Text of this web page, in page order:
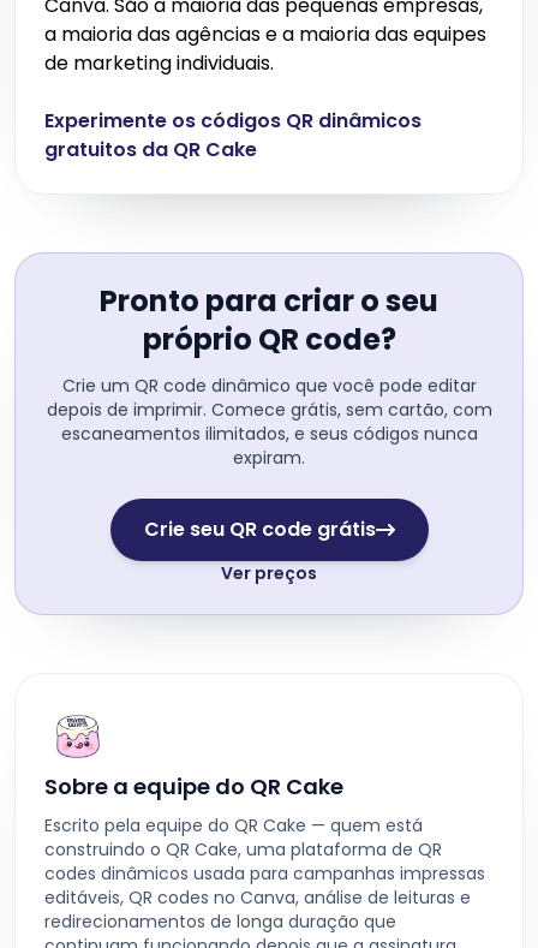
Canva. São a maioria das pequenas empresas,
a maioria das agências e a maioria das equipes
de marketing individuais.
Experimente os códigos QR dinâmicos
gratuitos da QR Cake
Pronto para criar o seu
próprio QR code?
Crie um QR code dinâmico que você pode editar
depois de imprimir. Comece grátis, sem cartão, com
escaneamentos ilimitados, e seus códigos nunca
expiram.
Crie seu QR code grátis
Ver preços
Sobre a equipe do QR Cake
Escrito pela equipe do QR Cake — quem está
construindo o QR Cake, uma plataforma de QR
codes dinâmicos usada para campanhas impressas
editáveis, QR codes no Canva, análise de leituras e
redirecionamentos de longa duração que